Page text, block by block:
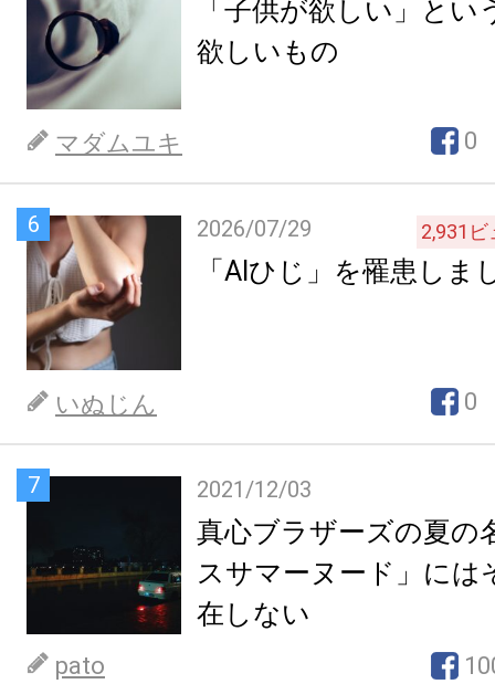
「子供が欲しい」とい
欲しいもの
マダムユキ 0
6 2026/07/29 2,931 ビ
「AIひじ」を罹患しま
いぬじん 0
7 2021/12/03
真心ブラザーズの夏の
スサマーヌード」には
在しない
pato